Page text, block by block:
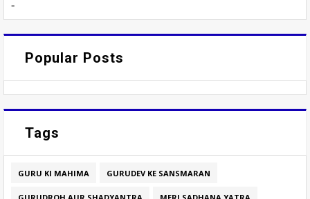
-
Popular Posts
Tags
GURU KI MAHIMA GURUDEV KE SANSMARAN